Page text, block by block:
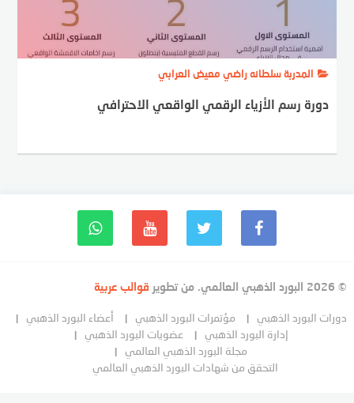
المدربة سلطانه راضي معيض العرابي
دورة رسم الأزياء الرقمي الواقعي الاحترافي
© 2026 البورد الذهبي العالمي. من تطوير قوالب عربية
دورات البورد الذهبي مؤتمرات البورد الذهبي
أعضاء البورد الذهبي
إدارة البورد الذهبي
عضويات البورد الذهبي
مجلة البورد الذهبي العالمي
التحقق من شهادات البورد الذهبي العالمي